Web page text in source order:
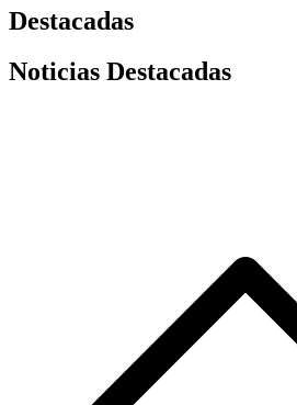
Destacadas
Noticias Destacadas